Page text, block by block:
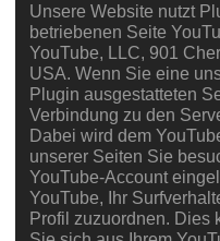
Unsere Website nutzt
betriebenen Seite
YouTube, LLC, 901
USA. Wenn Sie eine
Plugin ausgestatteten
Verbindung zu den
Dabei wird dem
unserer Seiten Sie
YouTube-Account
YouTube, Ihr
Profil zuzuordnen. Dies